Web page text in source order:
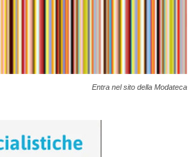
Entra nel sito della Modateca